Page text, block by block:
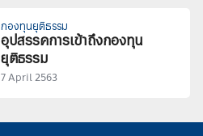
กองทุนยุติธรรม
อุปสรรคการเข้าถึงกองทุน
ยุติธรรม
7 April 2563